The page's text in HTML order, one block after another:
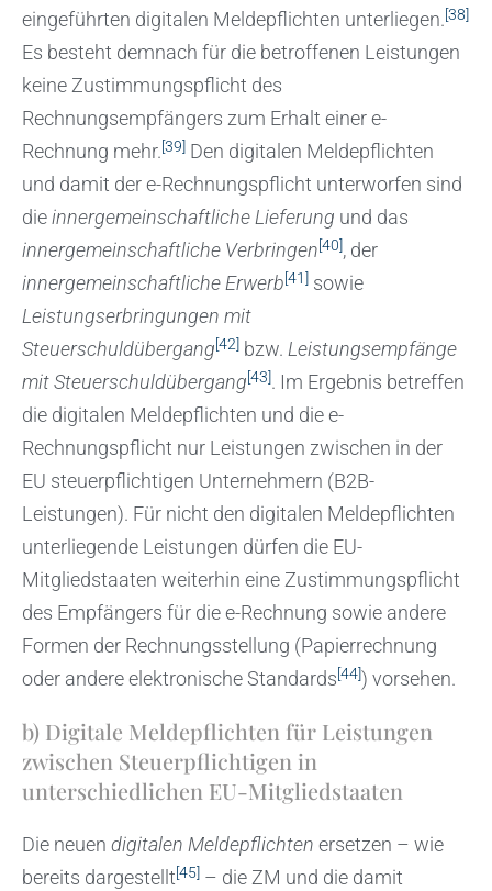
eingeführten digitalen Meldepflichten unterliegen.[38]
Es besteht demnach für die betroffenen Leistungen
keine Zustimmungspflicht des
Rechnungsempfängers zum Erhalt einer e-
Rechnung mehr.[39] Den digitalen Meldepflichten
und damit der e-Rechnungspflicht unterworfen sind
dieinnergemeinschaftliche Lieferung und das
innergemeinschaftliche Verbringen[40], der
innergemeinschaftliche Erwerb[41] sowie
Leistungserbringungen mit
Steuerschuldübergang[42] bzw. Leistungsempfänge
mit Steuerschuldübergang[43]. Im Ergebnis betreffen
die digitalen Meldepflichten und die e-
Rechnungspflicht nur Leistungen zwischen in der
EU steuerpflichtigen Unternehmern (B2B-
Leistungen). Für nicht den digitalen Meldepflichten
unterliegende Leistungen dürfen die EU-
Mitgliedstaaten weiterhin eine Zustimmungspflicht
des Empfängers für die e-Rechnung sowie andere
Formen der Rechnungsstellung (Papierrechnung
oder andere elektronische Standards[44]) vorsehen.
b) Digitale Meldepflichten für Leistungen
zwischen Steuerpflichtigen in
unterschiedlichen EU-Mitgliedstaaten
Die neuen digitalen Meldepflichten ersetzen – wie
bereits dargestellt[45] – die ZM und die damit